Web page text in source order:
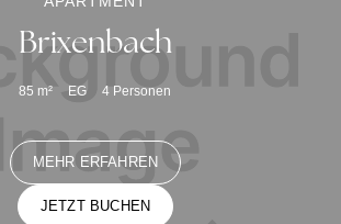
Brixenbach
85 m² EG 4 Personen
MEHR ERFAHREN
JETZT BUCHEN